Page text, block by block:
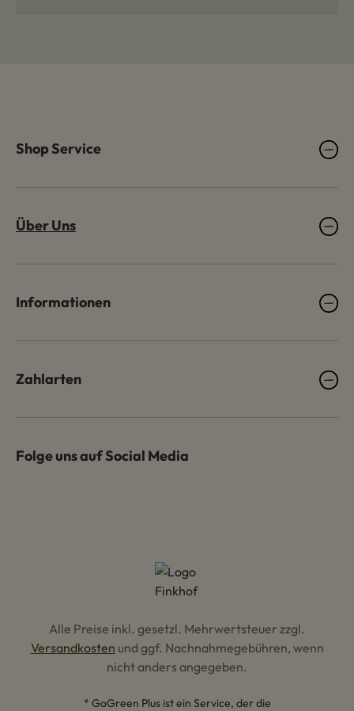
Shop Service
Über Uns
Informationen
Zahlarten
Folge uns auf Social Media
Alle Preise inkl. gesetzl. Mehrwertsteuer zzgl.
Versandkosten und ggf. Nachnahmegebühren, wenn
nicht anders angegeben.
* GoGreen Plus ist ein Service, der die